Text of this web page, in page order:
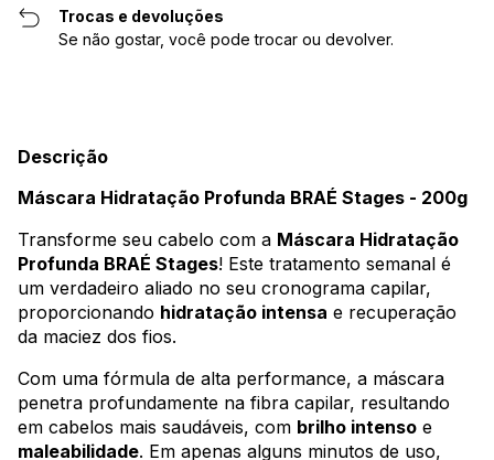
Trocas e devoluções
Se não gostar, você pode trocar ou devolver.
Descrição
Máscara Hidratação Profunda BRAÉ Stages - 200g
Transforme seu cabelo com a Máscara Hidratação
Profunda BRAÉ Stages! Este tratamento semanal é
um verdadeiro aliado no seu cronograma capilar,
proporcionando hidratação intensa e recuperação
da maciez dos fios.
Com uma fórmula de alta performance, a máscara
penetra profundamente na fibra capilar, resultando
em cabelos mais saudáveis, com brilho intenso e
maleabilidade. Em apenas alguns minutos de uso,